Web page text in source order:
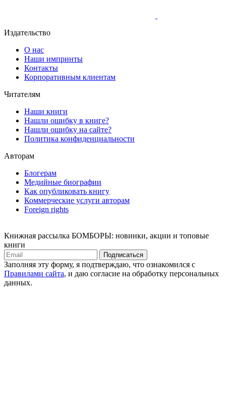
Издательство
О нас
Наши импринты
Контакты
Корпоративным клиентам
Читателям
Наши книги
Нашли ошибку в книге?
Нашли ошибку на сайте?
Политика конфиденциальности
Авторам
Блогерам
Медийные биографии
Как опубликовать книгу
Коммерческие услуги авторам
Foreign rights
Книжная рассылка БОМБОРЫ: новинки, акции и топовые
книги
Подписаться
Заполняя эту форму, я подтверждаю, что ознакомился с
Правилами сайта, и даю согласие на обработку персональных
данных.